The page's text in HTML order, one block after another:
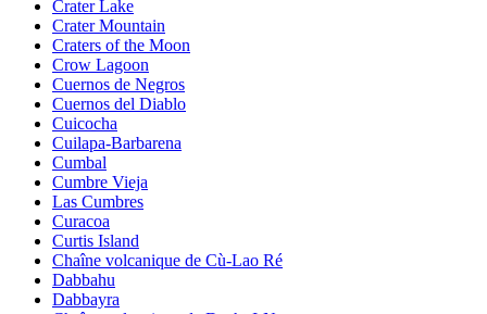
Crater Lake
Crater Mountain
Craters of the Moon
Crow Lagoon
Cuernos de Negros
Cuernos del Diablo
Cuicocha
Cuilapa-Barbarena
Cumbal
Cumbre Vieja
Las Cumbres
Curacoa
Curtis Island
Chaîne volcanique de Cù-Lao Ré
Dabbahu
Dabbayra